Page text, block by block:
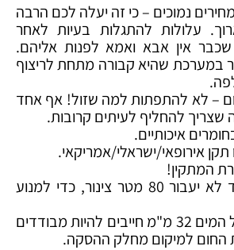
נמוכים – כי זה יעלה לכם הרבה
עלולות להתגלות בעיות לאחר
אין אבא ואמא לפנות אליהם.
במערכת שהיא קבורה מתחת לריצוף
– לא להתפתות למה שזול! אף אחד
להחליף לעיתים קרובות.
איכותיים.
אירופאי/ישראלי/אמריקאי.
המתקין!
אורך מעגל אחד לא יעבור 80 מטר צינור, כדי למנוע
קווים ראשיים של המים 32 מ"מ חייבים להיות מבודדים
למיקום מחלק ההסקה.